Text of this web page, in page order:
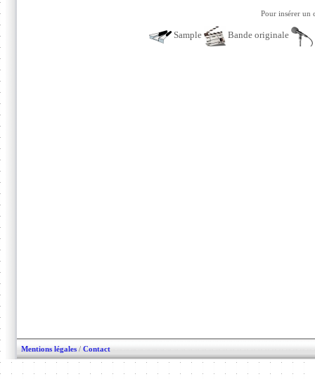
Pour insérer un
Sample Bande originale
Mentions légales / Contact